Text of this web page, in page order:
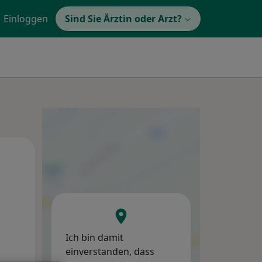
Einloggen Sind Sie Ärztin oder Arzt?
Ich bin damit
einverstanden, dass